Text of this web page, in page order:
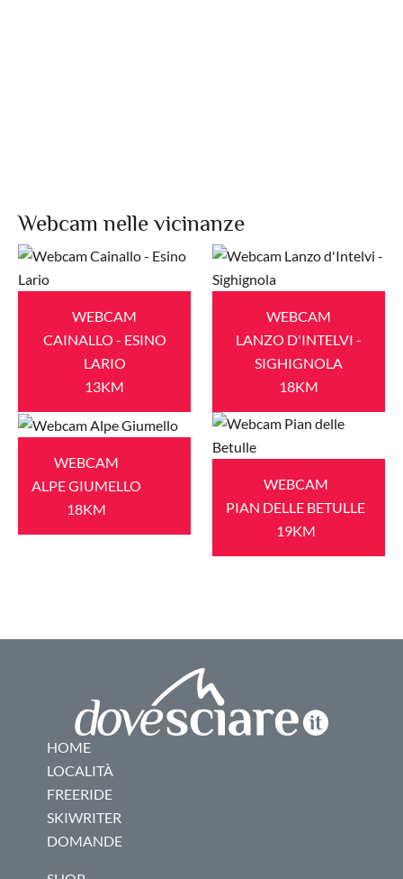
Webcam nelle vicinanze
WEBCAM
CAINALLO - ESINO
LARIO
13KM
WEBCAM
LANZO D'INTELVI -
SIGHIGNOLA
18KM
WEBCAM
ALPE GIUMELLO
18KM
WEBCAM
PIAN DELLE BETULLE
19KM
HOME
LOCALITÀ
FREERIDE
SKIWRITER
DOMANDE